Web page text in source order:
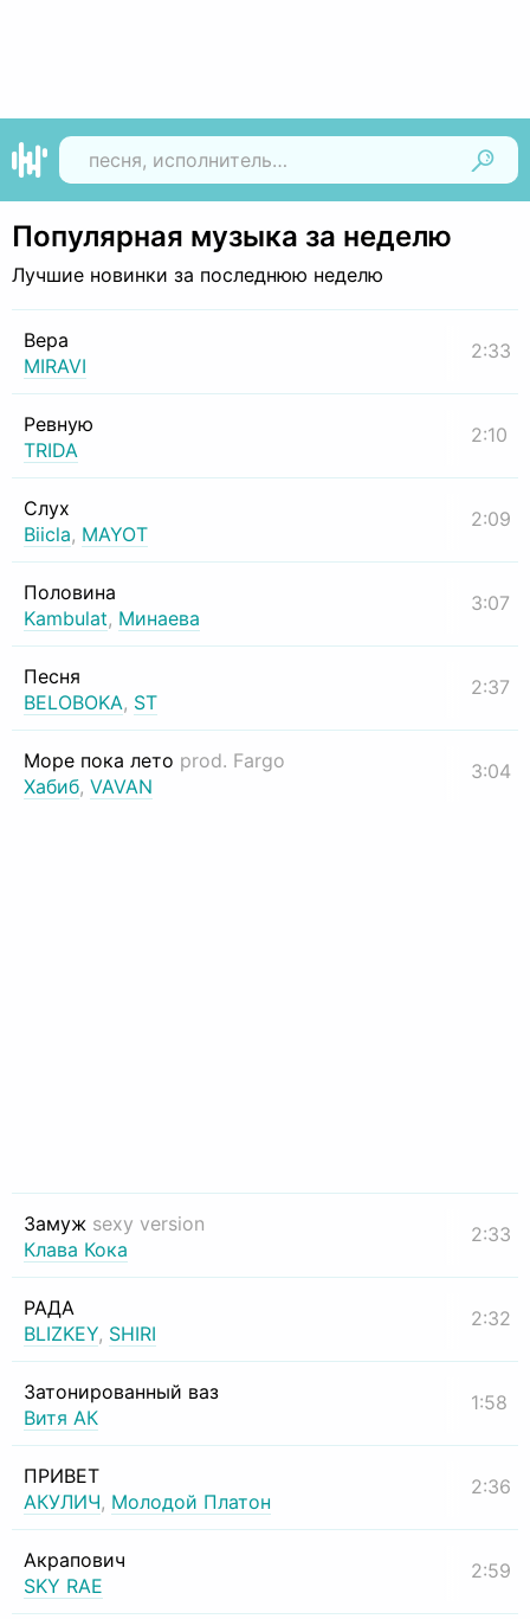
Популярная музыка за неделю
Лучшие новинки за последнюю неделю
Вера
MIRAVI
2:33
Ревную
TRIDA
2:10
Слух
Biicla, MAYOT
2:09
Половина
Kambulat, Минаева
3:07
Песня
BELOBOKA, ST
2:37
Море пока лето prod. Fargo
Хабиб, VAVAN
3:04
Замуж sexy version
Клава Кока
2:33
РАДА
BLIZKEY, SHIRI
2:32
Затонированный ваз
Витя АК
1:58
ПРИВЕТ
АКУЛИЧ, Молодой Платон
2:36
Акрапович
SKY RAE
2:59